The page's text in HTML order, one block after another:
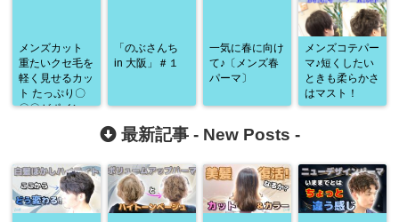
メンズカット
重たいクセ毛を
軽く見せるカッ
ト たっぷり〇
〇〇がポイン
「のぶさんち
in 大阪」＃１
一気に春に向け
て♪〔メンズ春
パーマ〕
メンズコテパー
マ♪短くしたい
ときも柔らかさ
はマスト！
最新記事 - New Posts -